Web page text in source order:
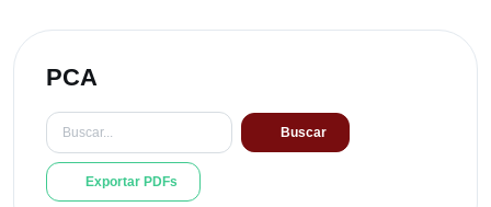
PCA
Buscar
Exportar PDFs